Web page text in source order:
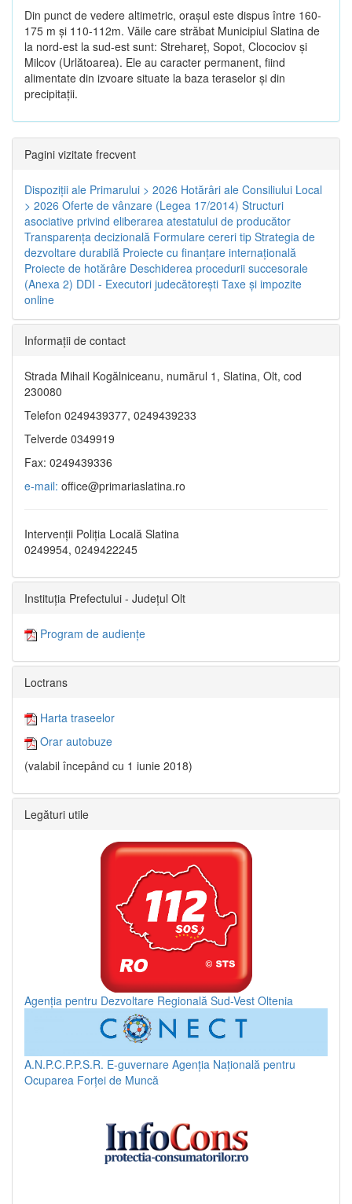
Din punct de vedere altimetric, oraşul este dispus între 160-
175 m şi 110-112m. Văile care străbat Municipiul Slatina de
la nord-est la sud-est sunt: Strehareţ, Sopot, Clocociov şi
Milcov (Urlătoarea). Ele au caracter permanent, fiind
alimentate din izvoare situate la baza teraselor şi din
precipitaţii.
Pagini vizitate frecvent
Dispoziţii ale Primarului > 2026 Hotărâri ale Consiliului Local
> 2026 Oferte de vânzare (Legea 17/2014) Structuri
asociative privind eliberarea atestatului de producător
Transparenţa decizională Formulare cereri tip Strategia de
dezvoltare durabilă Proiecte cu finanţare internaţională
Proiecte de hotărâre Deschiderea procedurii succesorale
(Anexa 2) DDI - Executori judecătorești Taxe şi impozite
online
Informaţii de contact
Strada Mihail Kogălniceanu, numărul 1, Slatina, Olt, cod
230080
Telefon 0249439377, 0249439233
Telverde 0349919
Fax: 0249439336
e-mail: office@primariaslatina.ro
Intervenții Poliția Locală Slatina
0249954, 0249422245
Instituția Prefectului - Județul Olt
Program de audiențe
Loctrans
Harta traseelor
Orar autobuze
(valabil începând cu 1 iunie 2018)
Legături utile
Agenția pentru Dezvoltare Regională Sud-Vest Oltenia
A.N.P.C.P.P.S.R. E-guvernare Agenția Națională pentru
Ocuparea Forței de Muncă